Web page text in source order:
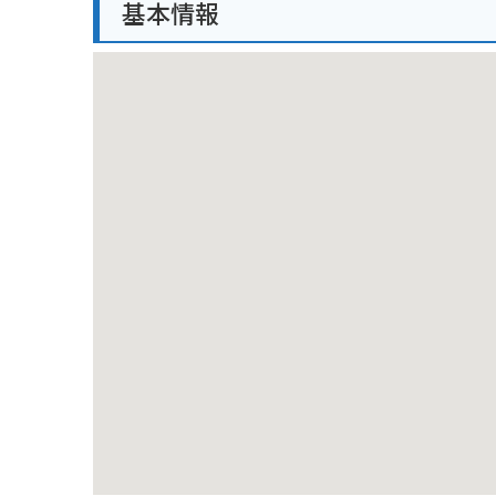
バイクで訪れる場合、神社には無料の駐車場があり
基本情報